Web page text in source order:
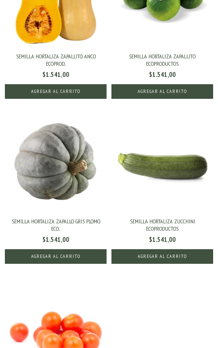
SEMILLA HORTALIZA ZAPALLITO ANCO
ECOPROD...
$1.541,00
SEMILLA HORTALIZA ZAPALLITO
ECOPRODUCTOS
$1.541,00
SEMILLA HORTALIZA ZAPALLO GRIS PLOMO
ECO...
$1.541,00
SEMILLA HORTALIZA ZUCCHINI
ECOPRODUCTOS
$1.541,00